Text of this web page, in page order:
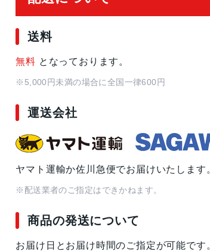
保護 耐指紋撥油コーティン
認証機能 顔認証
搭載センサー
ジャイロセンサー, デ
SIMスロット数 シングルSIM+eSIM
前面カメラ解像度 1,200万画素
送料
無料 となっております。
※5,000円未満の場合に全国一律600円
運送会社
ヤマト運輸か佐川急便でお届けいたします
※配送業者のご指定はできかねます。
商品の発送について
お届け日とお届け時間のご指定が可能です